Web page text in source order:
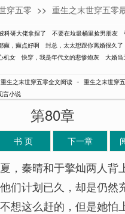
穿五零 >> 重生之末世穿五零
科研大佬拿捏了 不要在垃圾桶里捡男朋友
癫，癫点好啊 封总，太太想跟你离婚很久了
机女 快穿，我是年代文的悲惨炮灰
大婚当
重生之末世穿五零全文阅读 - 重生之末世穿
言小说
第80章
书 页 下一章
，秦晴和于擎灿两人背
们计划已久，却是仍然
想这么赶的，但是她怕